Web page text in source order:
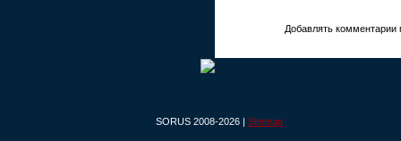
Добавлять комментарии
SORUS 2008-2026 | Sitemap